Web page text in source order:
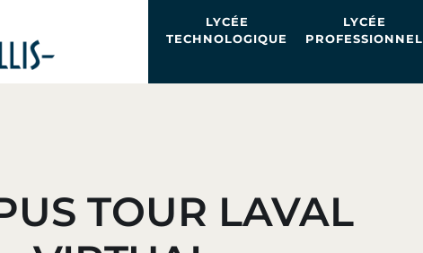
LYCÉE
TECHNOLOGIQUE
LYCÉE
PROFESSIONNEL
TOUR LAVAL